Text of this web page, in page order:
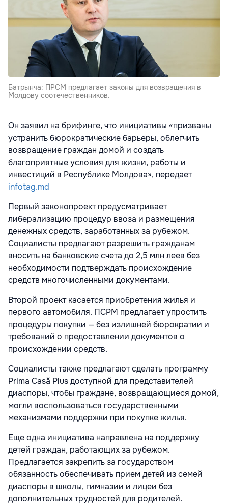
Батрынча: ПРСМ предлагает законы для возвращения в
Молдову соотечественников.
Он заявил на брифинге, что инициативы «призваны
устранить бюрократические барьеры, облегчить
возвращение граждан домой и создать
благоприятные условия для жизни, работы и
инвестиций в Республике Молдова», передает
infotag.md
Первый законопроект предусматривает
либерализацию процедур ввоза и размещения
денежных средств, заработанных за рубежом.
Социалисты предлагают разрешить гражданам
вносить на банковские счета до 2,5 млн леев без
необходимости подтверждать происхождение
средств многочисленными документами.
Второй проект касается приобретения жилья и
первого автомобиля. ПСРМ предлагает упростить
процедуры покупки — без излишней бюрократии и
требований о предоставлении документов о
происхождении средств.
Социалисты также предлагают сделать программу
Prima Casă Plus доступной для представителей
диаспоры, чтобы граждане, возвращающиеся домой,
могли воспользоваться государственными
механизмами поддержки при покупке жилья.
Еще одна инициатива направлена на поддержку
детей граждан, работающих за рубежом.
Предлагается закрепить за государством
обязанность обеспечивать прием детей из семей
диаспоры в школы, гимназии и лицеи без
дополнительных трудностей для родителей.